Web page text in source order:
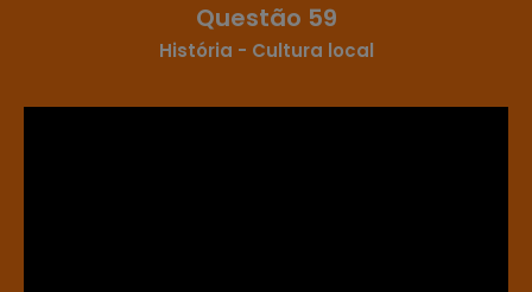
Questão 59
História - Cultura local